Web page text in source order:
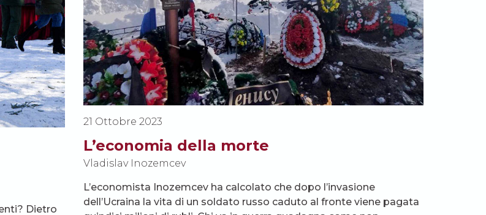
Dietro
21 Ottobre 2023
L’economia della morte
Vladislav Inozemcev
L’economista Inozemcev ha calcolato che dopo l’invasione
dell’Ucraina la vita di un soldato russo caduto al fronte viene pagata